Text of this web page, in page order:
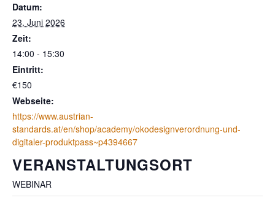
Datum:
23. Juni 2026
Zeit:
14:00 - 15:30
Eintritt:
€150
Webseite:
https://www.austrian-
standards.at/en/shop/academy/okodesignverordnung-und-
digitaler-produktpass~p4394667
VERANSTALTUNGSORT
WEBINAR